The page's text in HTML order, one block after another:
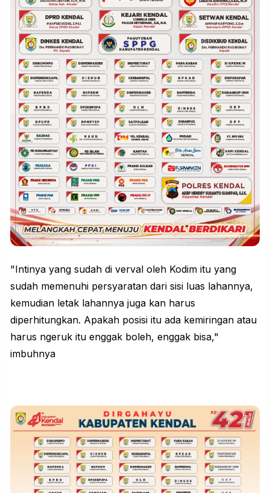
"Intinya yang sudah di verval oleh Kodim itu yang
sudah memenuhi persyaratan dari sisi luas lahannya,
kemudian letak lahannya juga kan harus
diperhitungkan. Apakah posisi itu ada kemiringan atau
harus ngeruk itu enggak boleh, enggak bisa,"
imbuhnya